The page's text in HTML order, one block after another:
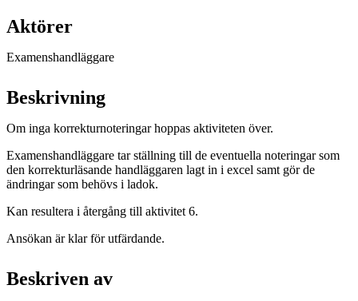
Aktörer
Examenshandläggare
Beskrivning
Om inga korrekturnoteringar hoppas aktiviteten över.
Examenshandläggare tar ställning till de eventuella noteringar som
den korrekturläsande handläggaren lagt in i excel samt gör de
ändringar som behövs i ladok.
Kan resultera i återgång till aktivitet 6.
Ansökan är klar för utfärdande.
Beskriven av